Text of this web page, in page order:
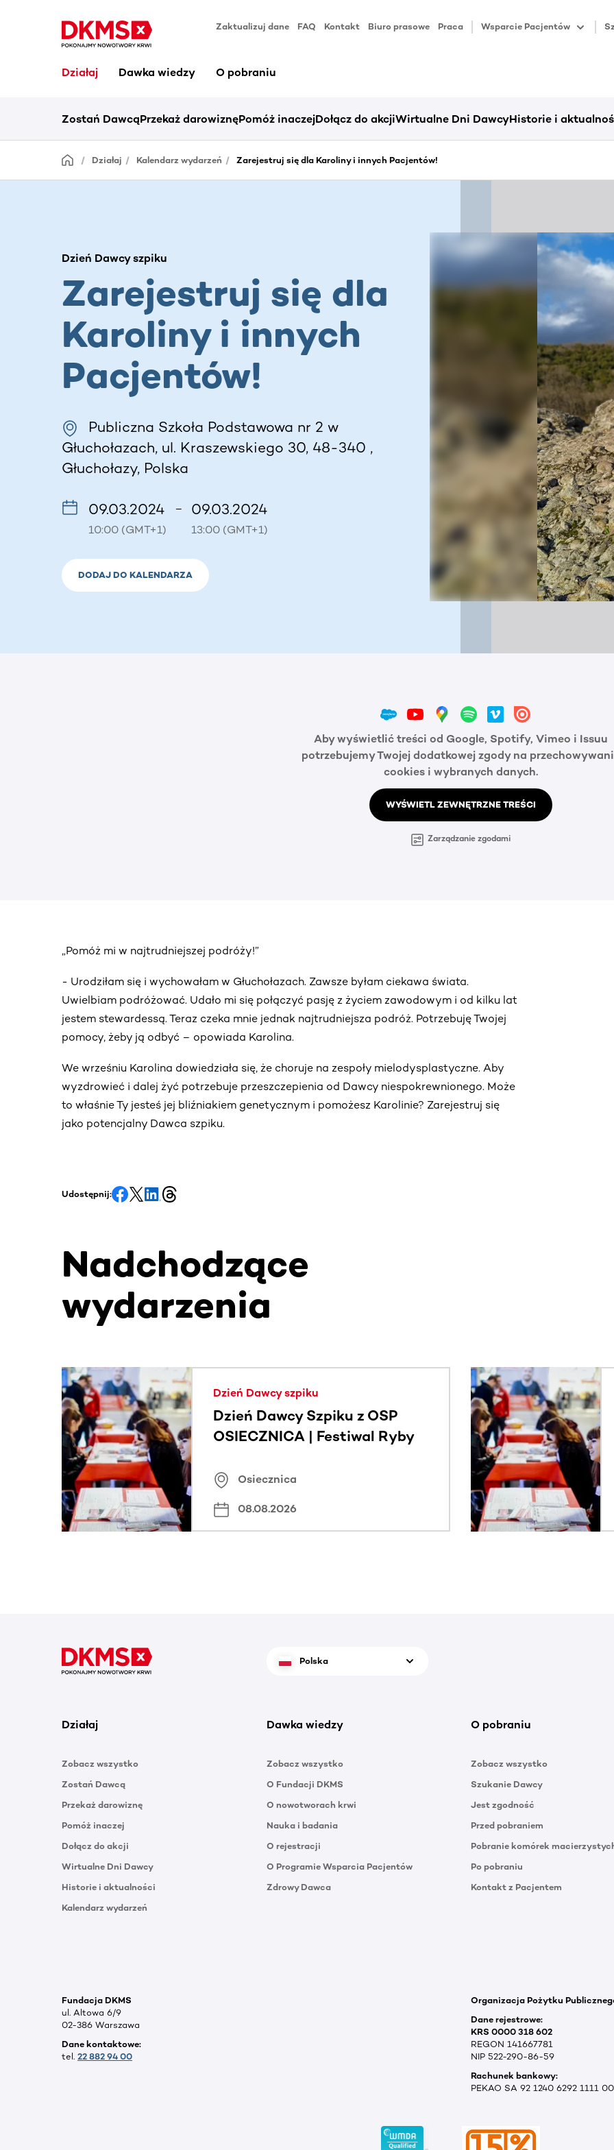
Zaktualizuj dane FAQ Kontakt Biuro prasowe Praca Wsparcie Pacjentów
Działaj Dawka wiedzy O pobraniu
Zostań DawcąPrzekaż darowiznęPomóż inaczejDołącz do akcjiWirtualne Dni DawcyHistorie i
Działaj Kalendarz wydarzeń Zarejestruj się dla Karoliny i innych Pacjentów!
Dzień Dawcy szpiku
Zarejestruj się dla
Karoliny i innych
Pacjentów!
Publiczna Szkoła Podstawowa nr 2 w
Głuchołazach, ul. Kraszewskiego 30, 48-340 ,
Głuchołazy, Polska
09.03.2024
10:00 (GMT+1)
– 09.03.2024
13:00 (GMT+1)
DODAJ DO KALENDARZA
Aby wyświetlić treści od Google, Spotify, Vimeo i Issuu
potrzebujemy Twojej dodatkowej zgody na
cookies i wybranych danych.
WYŚWIETL ZEWNĘTRZNE TREŚCI
Zarządzanie zgodami
„Pomóż mi w najtrudniejszej podróży!”
- Urodziłam się i wychowałam w Głuchołazach. Zawsze byłam ciekawa świata.
Uwielbiam podróżować. Udało mi się połączyć pasję z życiem zawodowym i od kilku lat
jestem stewardessą. Teraz czeka mnie jednak najtrudniejsza podróż. Potrzebuję Twojej
pomocy, żeby ją odbyć – opowiada Karolina.
We wrześniu Karolina dowiedziała się, że choruje na zespoły mielodysplastyczne. Aby
wyzdrowieć i dalej żyć potrzebuje przeszczepienia od Dawcy niespokrewnionego. Może
to właśnie Ty jesteś jej bliźniakiem genetycznym i pomożesz Karolinie? Zarejestruj się
jako potencjalny Dawca szpiku.
Udostępnij:
Nadchodzące
wydarzenia
Ta sekcja zawiera treści przewijane w poziomie. Użyj klawisza Tab lub przesuń palcem, aby zobaczyć
Dzień Dawcy szpiku
Dzień Dawcy Szpiku z OSP
OSIECZNICA | Festiwal Ryby
Osiecznica
08.08.2026
Polska
Działaj
Zobacz wszystko
Zostań Dawcą
Przekaż darowiznę
Pomóż inaczej
Dołącz do akcji
Wirtualne Dni Dawcy
Historie i aktualności
Kalendarz wydarzeń
Dawka wiedzy
Zobacz wszystko
O Fundacji DKMS
O nowotworach krwi
Nauka i badania
O rejestracji
O Programie Wsparcia Pacjentów
Zdrowy Dawca
O pobraniu
Zobacz wszystko
Szukanie Dawcy
Jest zgodność
Przed pobraniem
Pobranie komórek
Po pobraniu
Kontakt z Pacjentem
Fundacja DKMS
ul. Altowa 6/9
02-386 Warszawa
Dane kontaktowe:
tel. 22 882 94 00
Organizacja Pożytku
Dane rejestrowe:
KRS 0000 318 602
REGON 141667781
NIP 522-290-86-59
Rachunek bankowy:
PEKAO SA 92 1240 6292 1111